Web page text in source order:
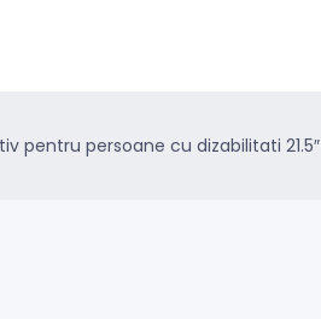
pentru persoane cu dizabilitati 21.5″